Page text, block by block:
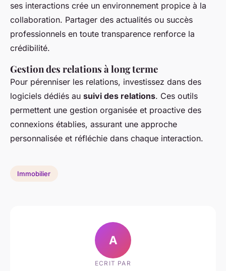
ses interactions crée un environnement propice à la
collaboration. Partager des actualités ou succès
professionnels en toute transparence renforce la
crédibilité.
Gestion des relations à long terme
Pour pérenniser les relations, investissez dans des
logiciels dédiés au suivi des relations. Ces outils
permettent une gestion organisée et proactive des
connexions établies, assurant une approche
personnalisée et réfléchie dans chaque interaction.
Immobilier
A
ECRIT PAR